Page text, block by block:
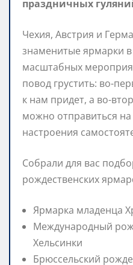
праздничных
Чехия, Австрия и
знаменитые ярмарки
масштабных
повод грустить: во-
к нам придет, а во-
можно отправиться
настроения
Собрали для вас
рождественских
Ярмарка младенца
Международный
Хельсинки
Брюссельский